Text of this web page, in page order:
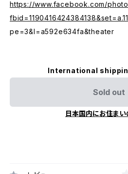
https://www.facebook.com/
pe=3&l=a592e634fa&theater
International
Sold out
日本国内にお住まい